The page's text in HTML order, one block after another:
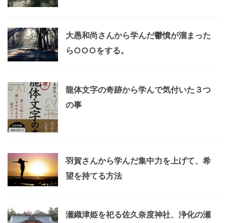
大愚和尚さんから学んだ鬱憤が溜まった
ら○○○をする。
龍体文字の奇跡から学んで気付いた３つ
の事
羽賀さんから学んだ集中力を上げて、希
望を持てる方法
瀬織津姫を祀る佐久奈度神社、浄化の瀬